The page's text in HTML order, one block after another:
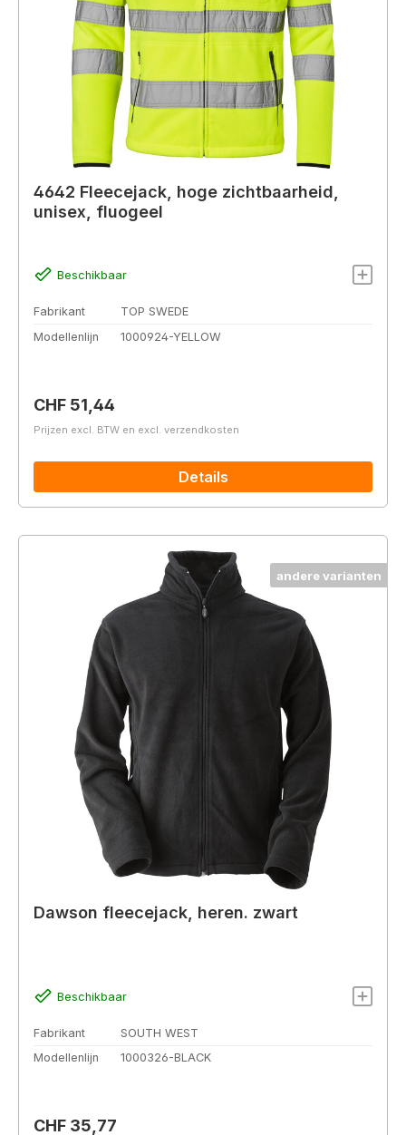
4642 Fleecejack, hoge zichtbaarheid,
unisex, fluogeel
Beschikbaar
Fabrikant
TOP SWEDE
Modellenlijn
1000924-YELLOW
Normale prijs:
CHF 51,44
Prijzen excl. BTW en excl. verzendkosten
Details
andere varianten
Dawson fleecejack, heren. zwart
Beschikbaar
Fabrikant
SOUTH WEST
Modellenlijn
1000326-BLACK
Normale prijs:
CHF 35,77